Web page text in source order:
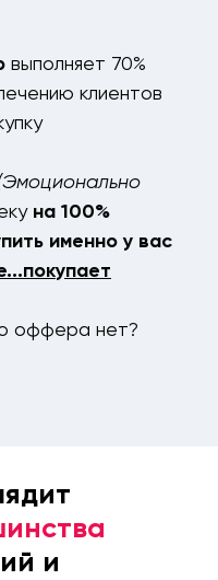
выполняет 70%
клиентов
на 100%
именно у вас
оффера нет?
и